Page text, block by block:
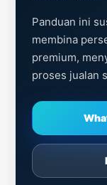
Panduan ini
membina
premium,
proses jualan